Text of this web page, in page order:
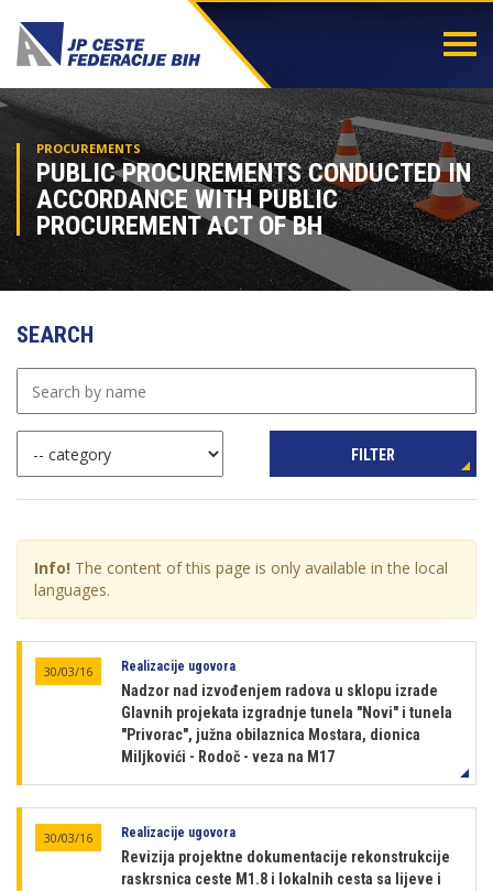
PROCUREMENTS
PUBLIC PROCUREMENTS CONDUCTED IN
ACCORDANCE WITH PUBLIC
PROCUREMENT ACT OF BH
SEARCH
FILTER
Info! The content of this page is only available in the local
languages.
30/03/16 Realizacije ugovora
Nadzor nad izvođenjem radova u sklopu izrade
Glavnih projekata izgradnje tunela "Novi" i tunela
"Privorac", južna obilaznica Mostara, dionica
Miljkovići - Rodoč - veza na M17
30/03/16 Realizacije ugovora
Revizija projektne dokumentacije rekonstrukcije
raskrsnica ceste M1.8 i lokalnih cesta sa lijeve i